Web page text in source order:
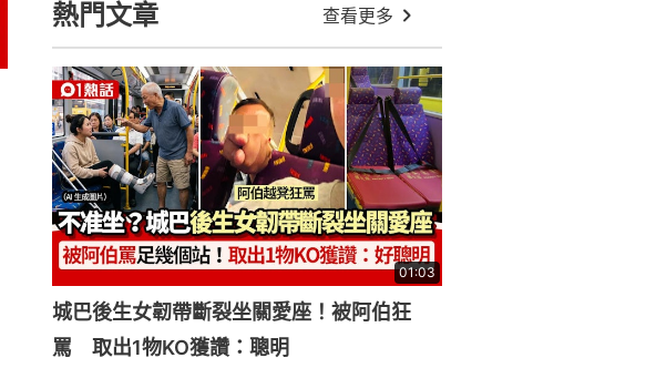
熱門文章 查看更多
01:03
城巴後生女韌帶斷裂坐關愛座！被阿伯狂
罵 取出1物KO獲讚：聰明